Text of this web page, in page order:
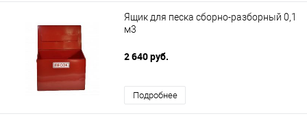
Ящик для песка сборно-разборный 0,1
м3
2 640 руб.
Подробнее